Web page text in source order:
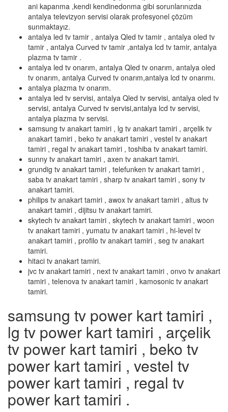
ani kapanma ,kendi kendinedonma gibi sorunlarınızda
antalya televizyon servisi olarak profesyonel çözüm
sunmaktayız.
antalya led tv tamir , antalya Qled tv tamir , antalya oled tv
tamir , antalya Curved tv tamir ,antalya lcd tv tamir, antalya
plazma tv tamir .
antalya led tv onarım, antalya Qled tv onarım, antalya oled
tv onarım, antalya Curved tv onarım,antalya lcd tv onarımı.
antalya plazma tv onarım.
antalya led tv servisi, antalya Qled tv servisi, antalya oled tv
servisi, antalya Curved tv servisi,antalya lcd tv servisi,
antalya plazma tv servisi.
samsung tv anakart tamiri , lg tv anakart tamiri , arçelik tv
anakart tamiri , beko tv anakart tamiri , vestel tv anakart
tamiri , regal tv anakart tamiri , toshiba tv anakart tamiri.
sunny tv anakart tamiri , axen tv anakart tamiri.
grundig tv anakart tamiri , telefunken tv anakart tamiri ,
saba tv anakart tamiri , sharp tv anakart tamiri , sony tv
anakart tamiri.
philips tv anakart tamiri , awox tv anakart tamiri , altus tv
anakart tamiri , dijitsu tv anakart tamiri.
skytech tv anakart tamiri , skytech tv anakart tamiri , woon
tv anakart tamiri , yumatu tv anakart tamiri , hi-level tv
anakart tamiri , profilo tv anakart tamiri , seg tv anakart
tamiri.
hitaci tv anakart tamiri.
jvc tv anakart tamiri , next tv anakart tamiri , onvo tv anakart
tamiri , telenova tv anakart tamiri , kamosonic tv anakart
tamiri.
samsung tv power kart tamiri ,
lg tv power kart tamiri , arçelik
tv power kart tamiri , beko tv
power kart tamiri , vestel tv
power kart tamiri , regal tv
power kart tamiri .